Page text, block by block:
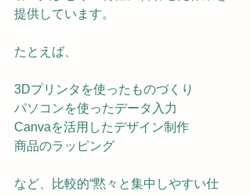
提供しています。
たとえば、
3Dプリンタを使ったものづくり
パソコンを使ったデータ入力
Canvaを活用したデザイン制作
商品のラッピング
など、比較的“黙々と集中しやすい仕